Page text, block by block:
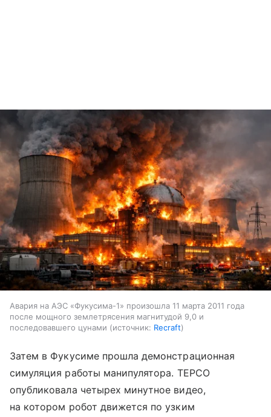
Авария на АЭС «Фукусима-1» произошла 11 марта 2011 года
после мощного землетрясения магнитудой 9,0 и
последовавшего цунами
источник: Recraft
Затем в Фукусиме прошла демонстрационная
симуляция работы манипулятора. TEPCO
опубликовала четырех минутное видео,
на котором робот движется по узким